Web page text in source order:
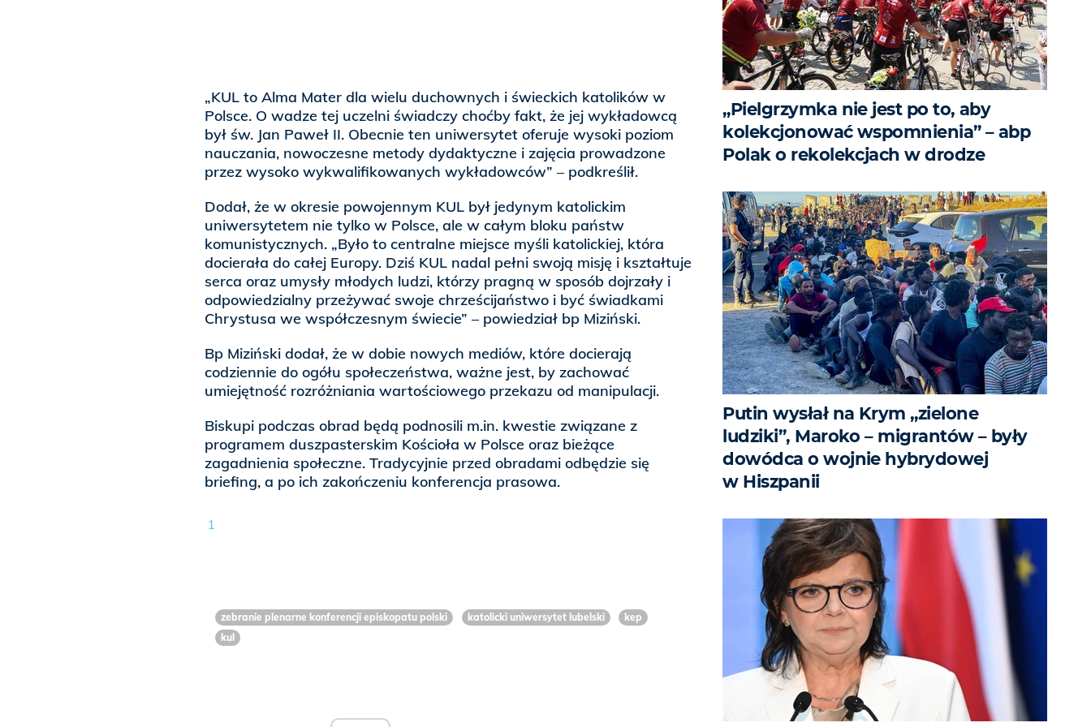
„KUL to Alma Mater dla wielu duchownych i świeckich katolików w
Polsce. O wadze tej uczelni świadczy choćby fakt, że jej wykładowcą
był św. Jan Paweł II. Obecnie ten uniwersytet oferuje wysoki poziom
nauczania, nowoczesne metody dydaktyczne i zajęcia prowadzone
przez wysoko wykwalifikowanych wykładowców” – podkreślił.
Dodał, że w okresie powojennym KUL był jedynym katolickim
uniwersytetem nie tylko w Polsce, ale w całym bloku państw
komunistycznych. „Było to centralne miejsce myśli katolickiej, która
docierała do całej Europy. Dziś KUL nadal pełni swoją misję i kształtuje
serca oraz umysły młodych ludzi, którzy pragną w sposób dojrzały i
odpowiedzialny przeżywać swoje chrześcijaństwo i być świadkami
Chrystusa we współczesnym świecie” – powiedział bp Miziński.
Bp Miziński dodał, że w dobie nowych mediów, które docierają
codziennie do ogółu społeczeństwa, ważne jest, by zachować
umiejętność rozróżniania wartościowego przekazu od manipulacji.
Biskupi podczas obrad będą podnosili m.in. kwestie związane z
programem duszpasterskim Kościoła w Polsce oraz bieżące
zagadnienia społeczne. Tradycyjnie przed obradami odbędzie się
briefing, a po ich zakończeniu konferencja prasowa.
1
zebranie plenarne konferencji episkopatu polski katolicki uniwersytet lubelski
kep
kul
„Pielgrzymka nie jest po to, aby
kolekcjonować wspomnienia” – abp
Polak o rekolekcjach w drodze
Putin wysłał na Krym „zielone
ludziki”, Maroko – migrantów – były
dowódca o wojnie hybrydowej
w Hiszpanii